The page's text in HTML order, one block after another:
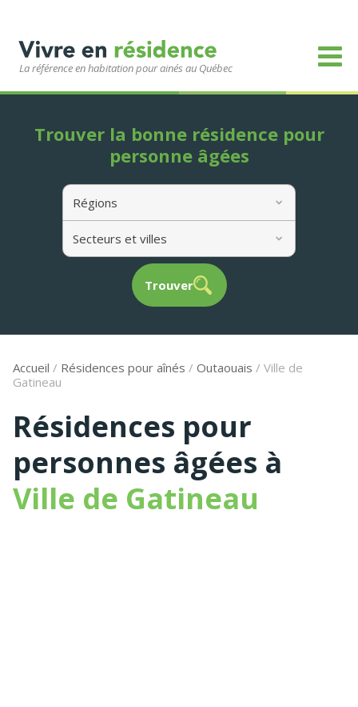
La référence en habitation pour ainés au Québec
Régions
Secteurs et villes
Trouver
Trouver la bonne résidence pour
personne âgées
Accueil / Résidences pour aînés / Outaouais / Ville de
Gatineau
Résidences pour
personnes âgées à
Ville de Gatineau